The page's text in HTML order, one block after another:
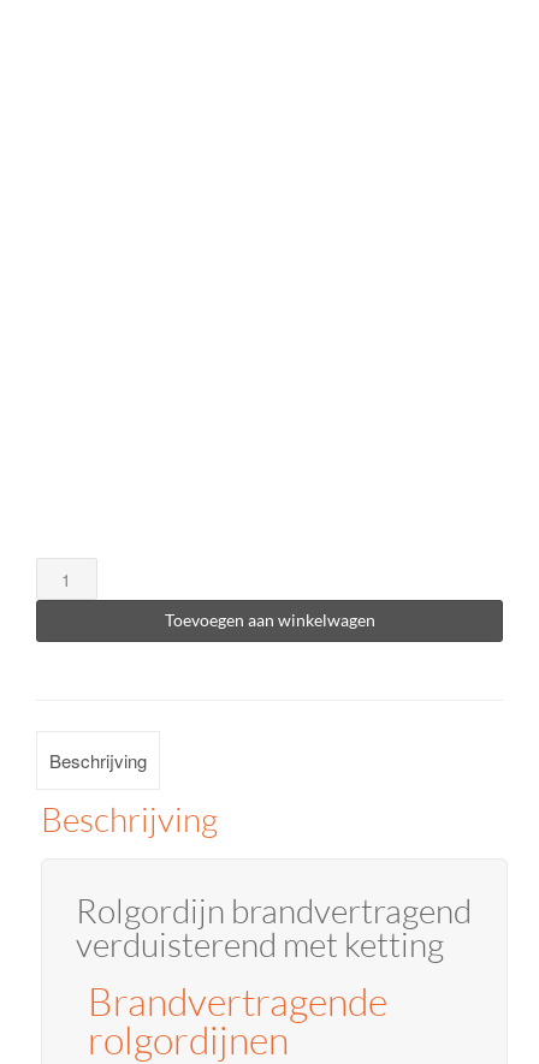
Rolgordijn
brandvertragend
verduisterend
Toevoegen aan winkelwagen
Beschrijving
Beschrijving
Rolgordijn brandvertragend
verduisterend met ketting
Brandvertragende
rolgordijnen